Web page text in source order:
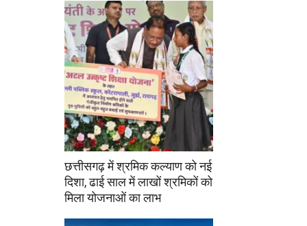
छत्तीसगढ़ में श्रमिक कल्याण को नई
दिशा, ढाई साल में लाखों श्रमिकों को
मिला योजनाओं का लाभ